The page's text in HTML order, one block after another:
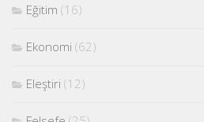
Eğitim (16)
Ekonomi (62)
Eleştiri (12)